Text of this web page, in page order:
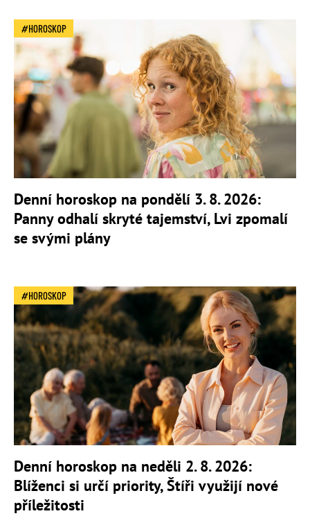
HOROSKOP
Denní horoskop na pondělí 3. 8. 2026:
Panny odhalí skryté tajemství, Lvi zpomalí
se svými plány
HOROSKOP
Denní horoskop na neděli 2. 8. 2026:
Blíženci si určí priority, Štíři využijí nové
příležitosti